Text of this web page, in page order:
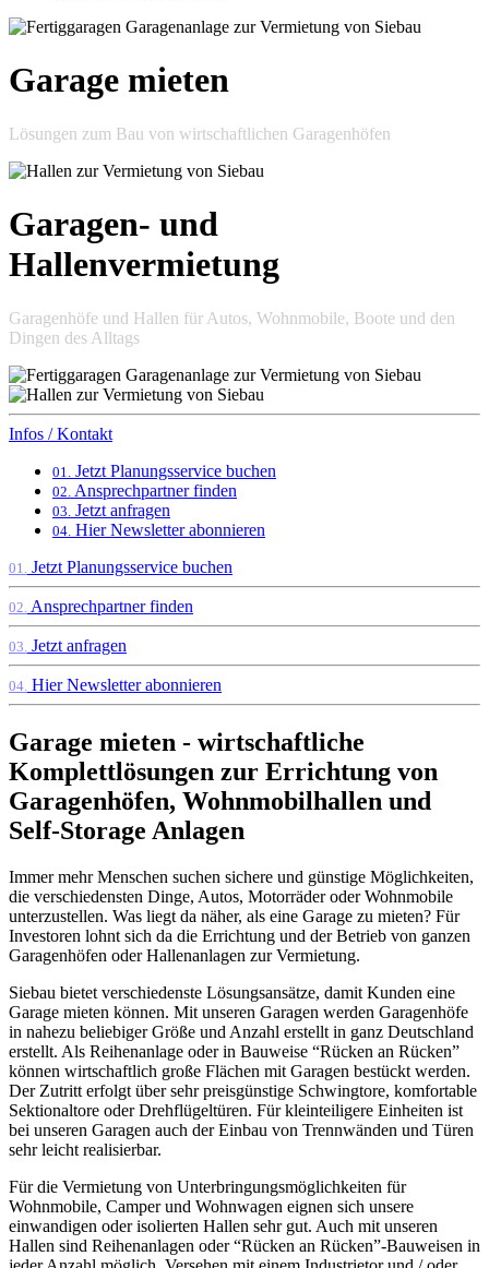
Garage mieten
Lösungen zum Bau von wirtschaftlichen Garagenhöfen
Garagen- und
Hallenvermietung
Garagenhöfe und Hallen für Autos, Wohnmobile, Boote und den
Dingen des Alltags
Infos / Kontakt
01. Jetzt Planungsservice buchen
02. Ansprechpartner finden
03. Jetzt anfragen
04. Hier Newsletter abonnieren
01. Jetzt Planungsservice buchen
02. Ansprechpartner finden
03. Jetzt anfragen
04. Hier Newsletter abonnieren
Garage mieten - wirtschaftliche
Komplettlösungen zur Errichtung von
Garagenhöfen, Wohnmobilhallen und
Self-Storage Anlagen
Immer mehr Menschen suchen sichere und günstige Möglichkeiten,
die verschiedensten Dinge, Autos, Motorräder oder Wohnmobile
unterzustellen. Was liegt da näher, als eine Garage zu mieten? Für
Investoren lohnt sich da die Errichtung und der Betrieb von ganzen
Garagenhöfen oder Hallenanlagen zur Vermietung.
Siebau bietet verschiedenste Lösungsansätze, damit Kunden eine
Garage mieten können. Mit unseren Garagen werden Garagenhöfe
in nahezu beliebiger Größe und Anzahl erstellt in ganz Deutschland
erstellt. Als Reihenanlage oder in Bauweise “Rücken an Rücken”
können wirtschaftlich große Flächen mit Garagen bestückt werden.
Der Zutritt erfolgt über sehr preisgünstige Schwingtore, komfortable
Sektionaltore oder Drehflügeltüren. Für kleinteiligere Einheiten ist
bei unseren Garagen auch der Einbau von Trennwänden und Türen
sehr leicht realisierbar.
Für die Vermietung von Unterbringungsmöglichkeiten für
Wohnmobile, Camper und Wohnwagen eignen sich unsere
einwandigen oder isolierten Hallen sehr gut. Auch mit unseren
Hallen sind Reihenanlagen oder “Rücken an Rücken”-Bauweisen in